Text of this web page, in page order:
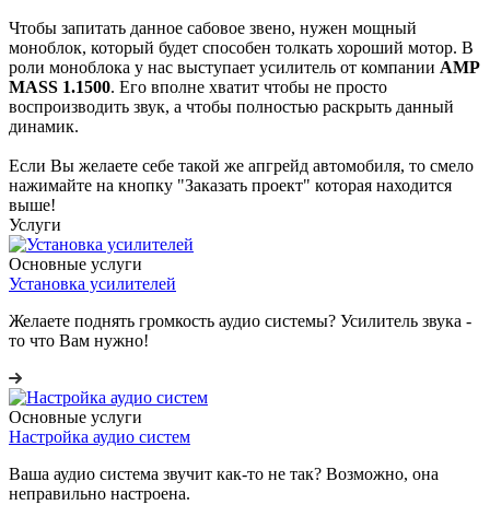
Чтобы запитать данное сабовое звено, нужен мощный
моноблок, который будет способен толкать хороший мотор. В
роли моноблока у нас выступает усилитель от компании AMP
MASS 1.1500. Его вполне хватит чтобы не просто
воспроизводить звук, а чтобы полностью раскрыть данный
динамик.
Если Вы желаете себе такой же апгрейд автомобиля, то смело
нажимайте на кнопку "Заказать проект" которая находится
выше!
Услуги
Основные услуги
Установка усилителей
Желаете поднять громкость аудио системы? Усилитель звука -
то что Вам нужно!
Основные услуги
Настройка аудио систем
Ваша аудио система звучит как-то не так? Возможно, она
неправильно настроена.